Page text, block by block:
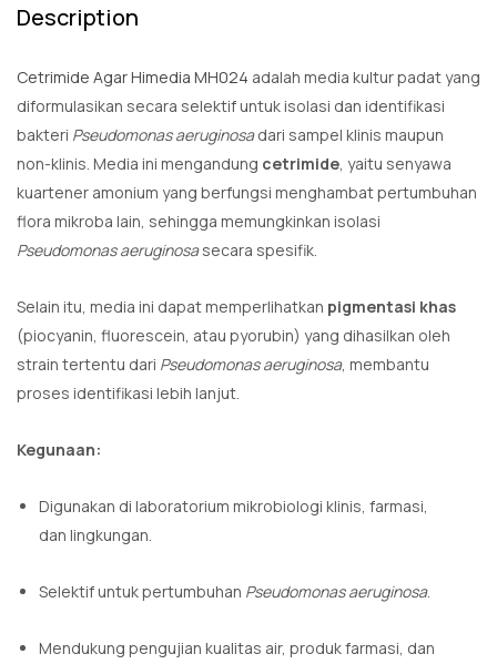
Description
Cetrimide Agar Himedia MH024 adalah media kultur padat yang
diformulasikan secara selektif untuk isolasi dan identifikasi
bakteri Pseudomonas aeruginosadari sampel klinis maupun
non-klinis. Media ini mengandung cetrimide , yaitu senyawa
kuartener amonium yang berfungsi menghambat pertumbuhan
flora mikroba lain, sehingga memungkinkan isolasi
Pseudomonas aeruginosasecara spesifik.
Selain itu, media ini dapat memperlihatkan pigmentasi khas
(piocyanin, fluorescein, atau pyorubin) yang dihasilkan oleh
strain tertentu dari Pseudomonas aeruginosa, membantu
proses identifikasi lebih lanjut.
Kegunaan:
Digunakan di laboratorium mikrobiologi klinis, farmasi,
dan lingkungan.
Selektif untuk pertumbuhan Pseudomonas aeruginosa.
Mendukung pengujian kualitas air, produk farmasi, dan